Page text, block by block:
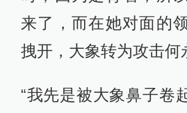
来了，而在她对面的
拽开，大象转为攻击何
“我先是被大象鼻子卷